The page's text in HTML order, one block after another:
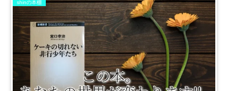
shinの本棚